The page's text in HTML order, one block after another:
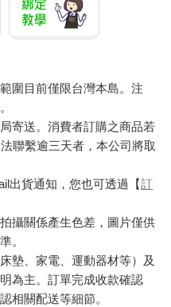
圍目前僅限台灣本島。注
寄送。消費者訂購之商品若
聯繫逾三天者，本公司將取
出貨通知，您也可透過【訂
攝關係產生色差，圖片僅供
。
墊、家電、運動器材等）及
為主。訂單完成收款確認
相關配送等細節。